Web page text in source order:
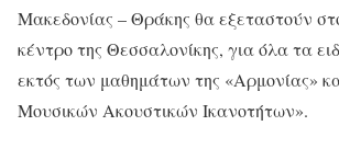
Μακεδονίας – Θράκης θα εξεταστούν
κέντρο της Θεσσαλονίκης, για όλα τα
εκτός των μαθημάτων της «Αρμονίας»
Μουσικών Ακουστικών Ικανοτήτων».